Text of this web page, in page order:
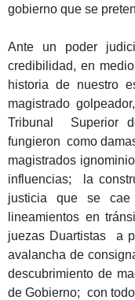
gobierno que se
Ante un poder
credibilidad, en
historia de nuestro
magistrado
Tribunal Superior
fungieron como
magistrados
influencias; la
justicia que se cae
lineamientos en
juezas Duartistas a
avalancha de
descubrimiento de
de Gobierno; con